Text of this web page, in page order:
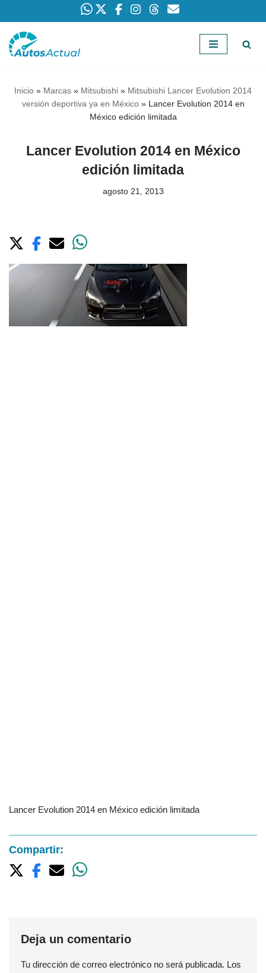
Saltar
Inicio » Marcas » Mitsubishi » Mitsubishi Lancer Evolution 2014
versión deportiva ya en México» Lancer Evolution 2014 en
México edición limitada
Lancer Evolution 2014 en México
edición limitada
agosto 21, 2013
Lancer Evolution 2014 en México edición limitada
Compartir:
Deja un comentario
Tu dirección de correo electrónico no será publicada. Los